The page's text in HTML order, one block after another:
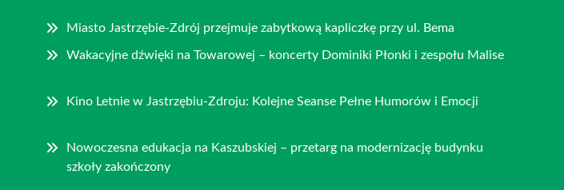
Miasto Jastrzębie-Zdrój przejmuje zabytkową kapliczkę przy ul. Bema
Wakacyjne dźwięki na Towarowej – koncerty Dominiki Płonki i zespołu Malise
Kino Letnie w Jastrzębiu-Zdroju: Kolejne Seanse Pełne Humorów i Emocji
Nowoczesna edukacja na Kaszubskiej – przetarg na modernizację budynku
szkoły zakończony